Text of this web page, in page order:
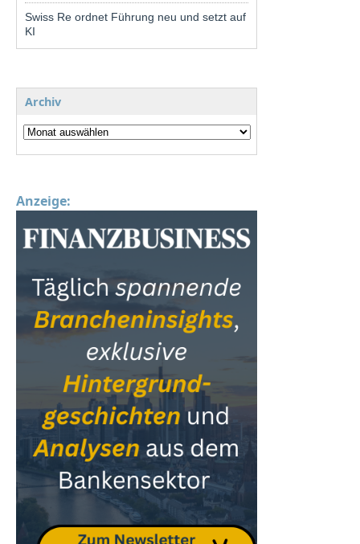
Swiss Re ordnet Führung neu und setzt auf
KI
Archiv
Anzeige: